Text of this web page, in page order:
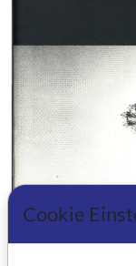
Cookie